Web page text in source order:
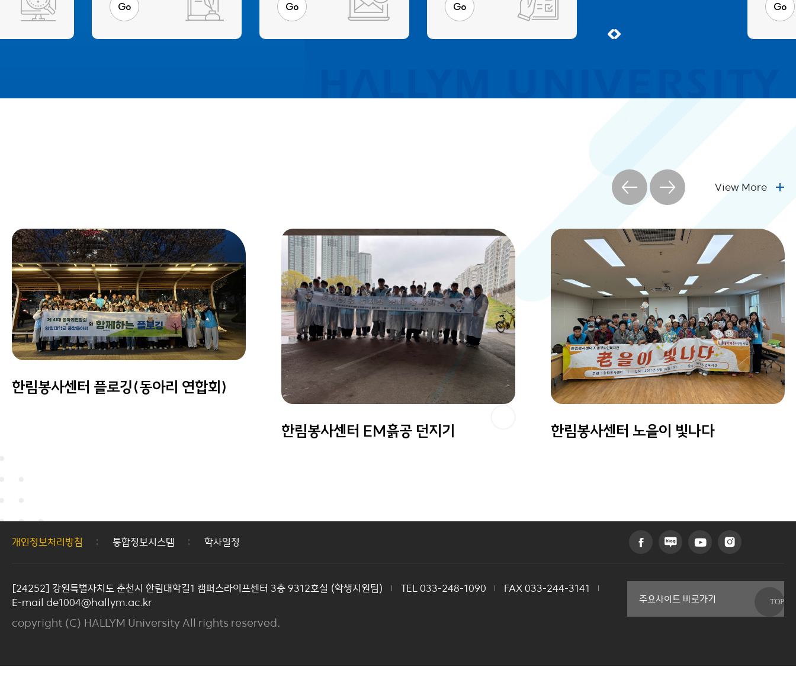
Go Go Go Go
한림봉사센터 플로깅(동아리 연합회)
한림봉사센터 EM흙공 던지기 한림봉사센터 노을이 빛나다
View More
개인정보처리방침 통합정보시스템 학사일정
[24252] 강원특별자치도 춘천시 한림대학길1 캠퍼스라이프센터 3층 9312호실 (학생지원팀) TEL 033-248-1090
FAX 033-244-3141
E-mail de1004@hallym.ac.kr
copyright (C) HALLYM University All rights reserved.
주요사이트 바로가기